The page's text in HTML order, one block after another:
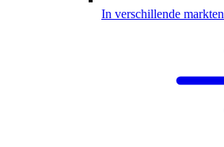
In verschillende markten